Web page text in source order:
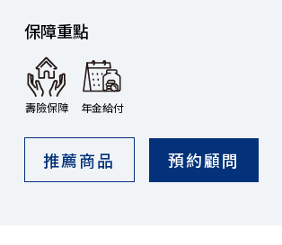
保障重點
壽險保障 年金給付
推薦商品 預約顧問